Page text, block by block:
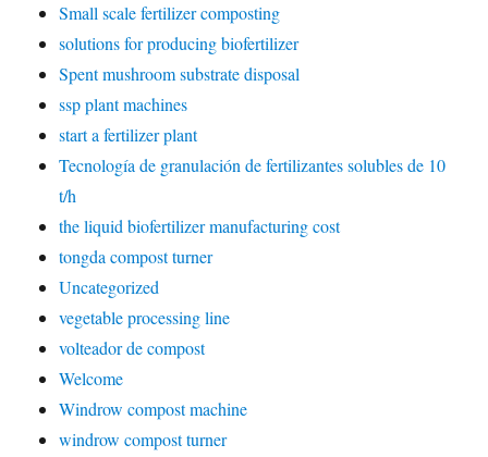
Small scale fertilizer composting
solutions for producing biofertilizer
Spent mushroom substrate disposal
ssp plant machines
start a fertilizer plant
Tecnología de granulación de fertilizantes solubles de 10
t/h
the liquid biofertilizer manufacturing cost
tongda compost turner
Uncategorized
vegetable processing line
volteador de compost
Welcome
Windrow compost machine
windrow compost turner